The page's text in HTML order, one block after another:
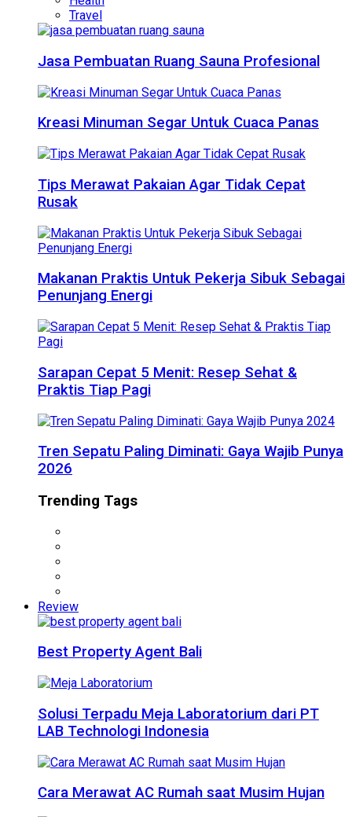
Travel
Jasa Pembuatan Ruang Sauna Profesional
Kreasi Minuman Segar Untuk Cuaca Panas
Tips Merawat Pakaian Agar Tidak Cepat
Rusak
Makanan Praktis Untuk Pekerja Sibuk Sebagai
Penunjang Energi
Sarapan Cepat 5 Menit: Resep Sehat &
Praktis Tiap Pagi
Tren Sepatu Paling Diminati: Gaya Wajib Punya
2026
Trending Tags
Review
Best Property Agent Bali
Solusi Terpadu Meja Laboratorium dari PT
LAB Technologi Indonesia
Cara Merawat AC Rumah saat Musim Hujan